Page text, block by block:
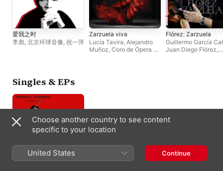
爱我之时
李彪, 北京环球音像, 祝一萍
Zarzuela viva
Lucía Tavira, Alejandro
Muñoz, Coro de Ópera de
Flórez: Zarzuela
Guillermo García
Juan Diego Flórez,
Singles & EPs
Choose another country to see content
specific to your location
United States Continue